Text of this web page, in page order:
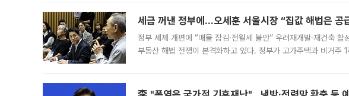
세금 꺼낸 정부에…오세훈 서울시장 “집값 해법은 공
정부 세제 개편에 “매물 잠김·전월세 불안” 우려재개발·재건축
부동산 해법 전쟁이 본격화하고 있다. 정부가 고가주택과 비거주